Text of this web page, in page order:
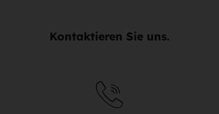
Kontaktieren Sie uns.